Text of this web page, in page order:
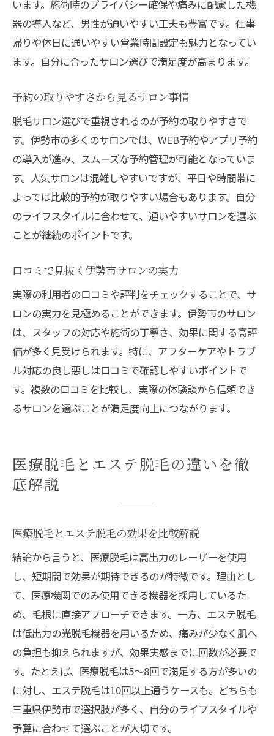
います。施術時のプライバシー確保や痛みに配慮した機
器の導入など、男性が通いやすい工夫も豊富です。仕事
帰りや休日に通いやすい営業時間設定も魅力となってい
ます。自分に合ったサロン選びで満足度が高まります。
予約の取りやすさから見るサロン事情
脱毛サロン選びで重視されるのが予約の取りやすさで
す。伊勢市の多くのサロンでは、WEB予約やアプリ予約
の導入が進み、スムーズな予約管理が可能となっていま
す。人気サロンは混雑しやすいですが、平日や時間帯に
よっては比較的予約が取りやすい場合もあります。自分
のライフスタイルに合わせて、通いやすいサロンを選ぶ
ことが継続のポイントです。
口コミで見抜く伊勢市サロンの実力
実際の利用者の口コミや評判をチェックすることで、サ
ロンの実力を見極めることができます。伊勢市のサロン
は、スタッフの対応や施術の丁寧さ、効果に関する高評
価が多く見受けられます。特に、アフターケアやトラブ
ル対応の良し悪しは口コミで確認しやすいポイントで
す。複数の口コミを比較し、実際の体験談から信頼でき
るサロンを選ぶことが満足度向上につながります。
医療脱毛とエステ脱毛の違いを徹
底解説
医療脱毛とエステ脱毛の効果を比較解説
結論から言うと、医療脱毛は高出力のレーザーを使用
し、短期間で効果が期待できるのが特徴です。理由とし
て、医療機関でのみ使用できる機器を採用しているた
め、毛根に直接アプローチできます。一方、エステ脱毛
は低出力の光脱毛機器を用いるため、痛みが少なく肌へ
の負担も抑えられますが、効果実感までに回数が必要で
す。たとえば、医療脱毛は5～8回で満足する方が多いの
に対し、エステ脱毛は10回以上通うケースも。どちらも
三重県伊勢市で選択肢が多く、自分のライフスタイルや
予算に合わせて選ぶことが大切です。